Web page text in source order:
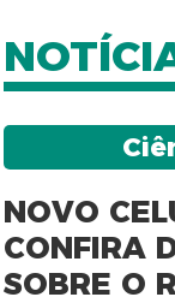
NOVO
CONFIRA
SOBRE O